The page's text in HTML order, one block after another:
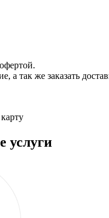
а так же заказать
услуги